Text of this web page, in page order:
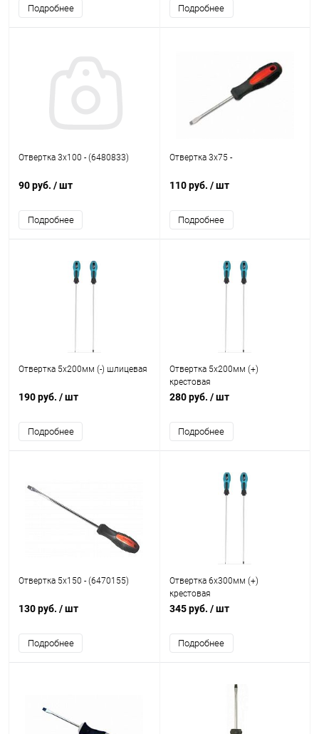
Подробнее Подробнее
Отвертка 3х100 - (6480833)
90 руб. / шт
Подробнее
Отвертка 3х75 -
110 руб. / шт
Подробнее
Отвертка 5x200мм (-) шлицевая
190 руб. / шт
Подробнее
Отвертка 5x200мм (+)
крестовая
280 руб. / шт
Подробнее
Отвертка 5х150 - (6470155)
130 руб. / шт
Подробнее
Отвертка 6x300мм (+)
крестовая
345 руб. / шт
Подробнее